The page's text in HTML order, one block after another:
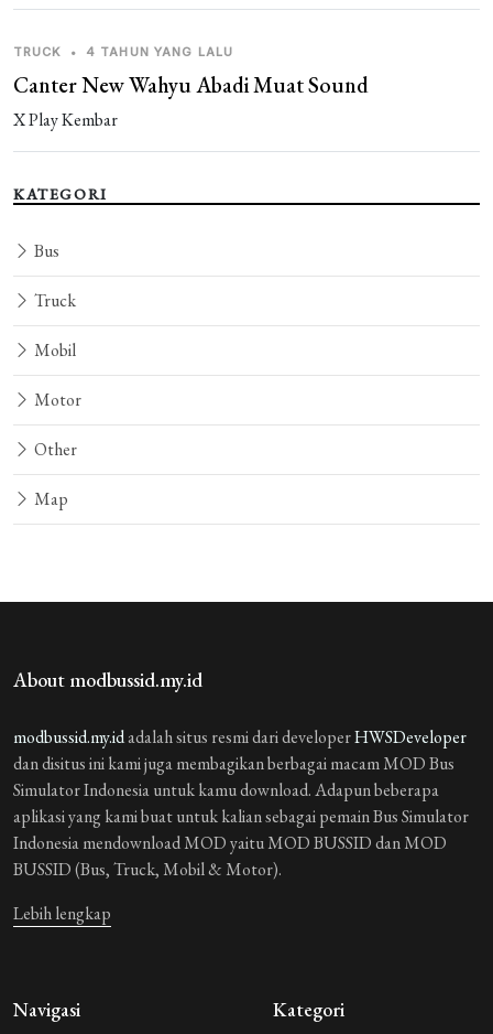
TRUCK • 4 TAHUN YANG LALU
Canter New Wahyu Abadi Muat Sound
X Play Kembar
KATEGORI
Bus
Truck
Mobil
Motor
Other
Map
About modbussid.my.id
modbussid.my.idadalah situs resmi dari developerHWSDeveloper
dan disitus ini kami juga membagikan berbagai macam MOD Bus
Simulator Indonesia untuk kamu download. Adapun beberapa
aplikasi yang kami buat untuk kalian sebagai pemain Bus Simulator
Indonesia mendownload MOD yaitu MOD BUSSID dan MOD
BUSSID (Bus, Truck, Mobil & Motor).
Lebih lengkap
Navigasi Kategori